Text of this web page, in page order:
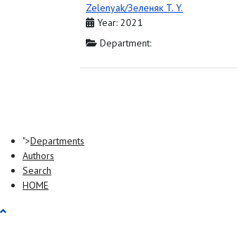
Zelenyak/Зеленяк T. Y.
Year: 2021
Department:
">Departments
Authors
Search
HOME